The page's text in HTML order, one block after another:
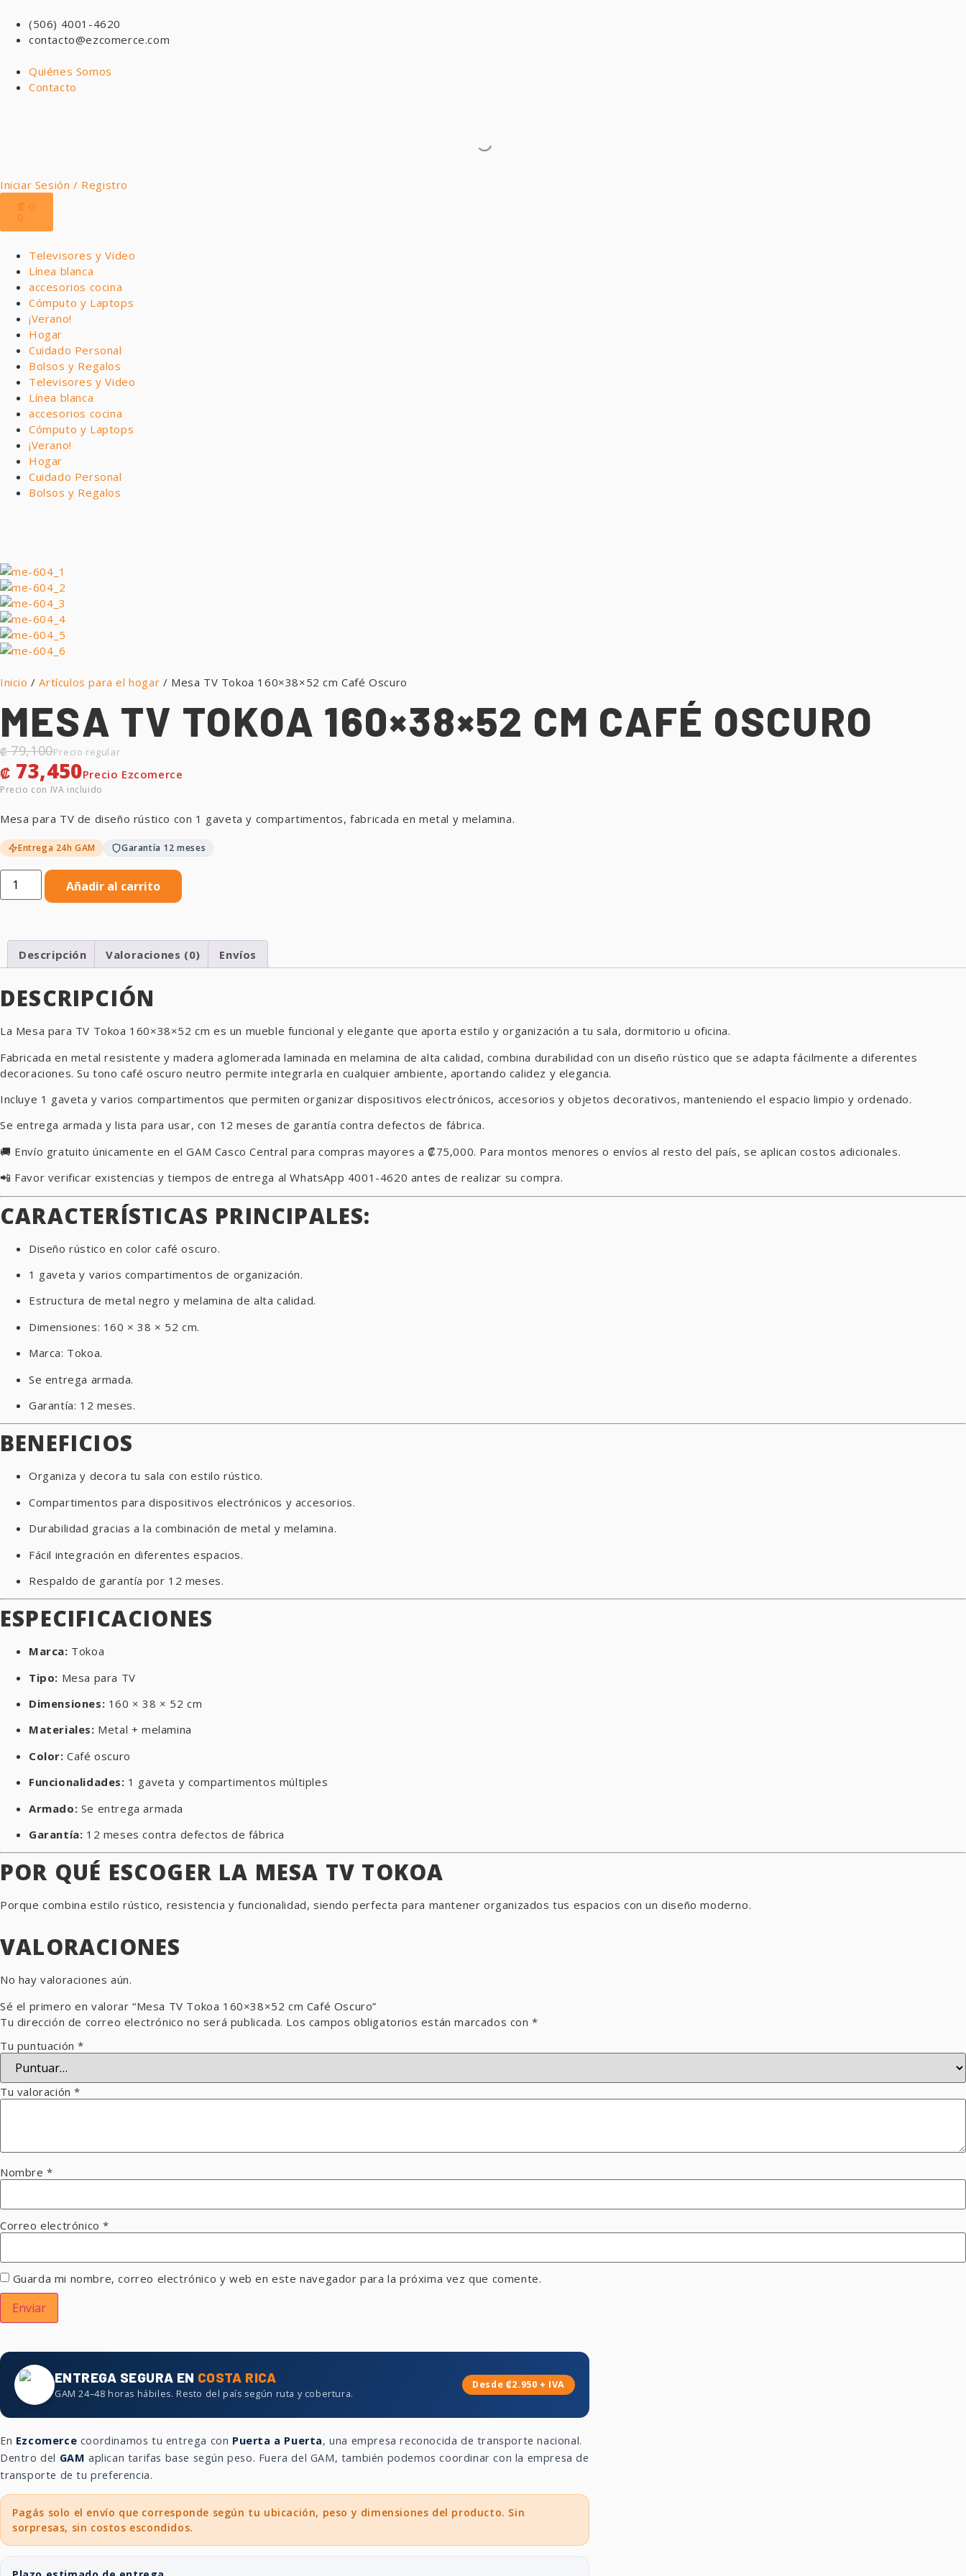
(506) 4001-4620
contacto@ezcomerce.com
Quiénes Somos
Contacto
Iniciar Sesión / Registro
₡ 0
0
Televisores y Video
Línea blanca
accesorios cocina
Cómputo y Laptops
¡Verano!
Hogar
Cuidado Personal
Bolsos y Regalos
Televisores y Video
Línea blanca
accesorios cocina
Cómputo y Laptops
¡Verano!
Hogar
Cuidado Personal
Bolsos y Regalos
Inicio /Artículos para el hogar / Mesa TV Tokoa 160×38×52 cm Café Oscuro
MESA TV TOKOA 160×38×52 CM CAFÉ OSCURO
₡79,100
₡ 73,450
Mesa para TV de diseño rústico con 1 gaveta y compartimentos, fabricada en metal y melamina.
Entrega 24h GAM Garantía 12 meses
Añadir al carrito
Descripción Valoraciones (0) Envíos
DESCRIPCIÓN
La Mesa para TV Tokoa 160×38×52 cm es un mueble funcional y elegante que aporta estilo y organización a tu sala, dormitorio u oficina.
Fabricada en metal resistente y madera aglomerada laminada en melamina de alta calidad, combina durabilidad con un diseño rústico que se adapta fácilmente a diferentes
decoraciones. Su tono café oscuro neutro permite integrarla en cualquier ambiente, aportando calidez y elegancia.
Incluye 1 gaveta y varios compartimentos que permiten organizar dispositivos electrónicos, accesorios y objetos decorativos, manteniendo el espacio limpio y ordenado.
Se entrega armada y lista para usar, con 12 meses de garantía contra defectos de fábrica.
🚚 Envío gratuito únicamente en el GAM Casco Central para compras mayores a ₡75,000. Para montos menores o envíos al resto del país, se aplican costos adicionales.
📲 Favor verificar existencias y tiempos de entrega al WhatsApp 4001-4620 antes de realizar su compra.
CARACTERÍSTICAS PRINCIPALES:
Diseño rústico en color café oscuro.
1 gaveta y varios compartimentos de organización.
Estructura de metal negro y melamina de alta calidad.
Dimensiones: 160 × 38 × 52 cm.
Marca: Tokoa.
Se entrega armada.
Garantía: 12 meses.
BENEFICIOS
Organiza y decora tu sala con estilo rústico.
Compartimentos para dispositivos electrónicos y accesorios.
Durabilidad gracias a la combinación de metal y melamina.
Fácil integración en diferentes espacios.
Respaldo de garantía por 12 meses.
ESPECIFICACIONES
Marca: Tokoa
Tipo: Mesa para TV
Dimensiones: 160 × 38 × 52 cm
Materiales: Metal + melamina
Color: Café oscuro
Funcionalidades: 1 gaveta y compartimentos múltiples
Armado: Se entrega armada
Garantía: 12 meses contra defectos de fábrica
POR QUÉ ESCOGER LA MESA TV TOKOA
Porque combina estilo rústico, resistencia y funcionalidad, siendo perfecta para mantener organizados tus espacios con un diseño moderno.
VALORACIONES
No hay valoraciones aún.
Sé el primero en valorar “Mesa TV Tokoa 160×38×52 cm Café Oscuro”
Tu dirección de correo electrónico no será publicada. Los campos obligatorios están marcados con*
Tu puntuación*
Tu valoración*
Nombre*
Correo electrónico*
Guarda mi nombre, correo electrónico y web en este navegador para la próxima vez que comente.
ENTREGA SEGURA EN COSTA RICA
GAM 24–48 horas hábiles. Resto del país según ruta y cobertura.
Desde ₡2.950 + IVA
En Ezcomerce coordinamos tu entrega con Puerta a Puerta, una empresa reconocida de transporte nacional.
Dentro del GAM aplican tarifas base según peso. Fuera del GAM, también podemos coordinar con la empresa de
transporte de tu preferencia.
Pagás solo el envío que corresponde según tu ubicación, peso y dimensiones del producto. Sin
sorpresas, sin costos escondidos.